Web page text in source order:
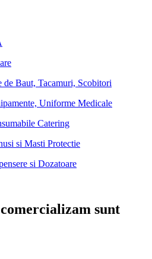
de Baut, Tacamuri, Scobitori
Uniforme Medicale
Catering
si Masti Protectie
si Dozatoare
sunt